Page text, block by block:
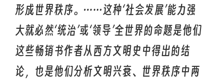
形成世界秩序。……这种‘社会发展’能力强
大就必然‘统治’或‘领导’全世界的命题是他们
这些畅销书作者从西方文明史中得出的结
论，也是他们分析文明兴衰、世界秩序中两